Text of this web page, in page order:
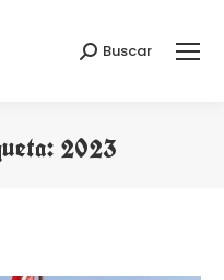
Buscar:
Buscar
2023